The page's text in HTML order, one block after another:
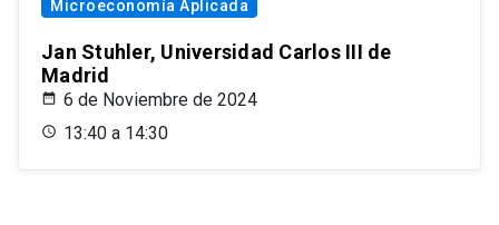
Microeconomía Aplicada
Jan Stuhler, Universidad Carlos III de
Madrid
6 de Noviembre de 2024
13:40 a 14:30